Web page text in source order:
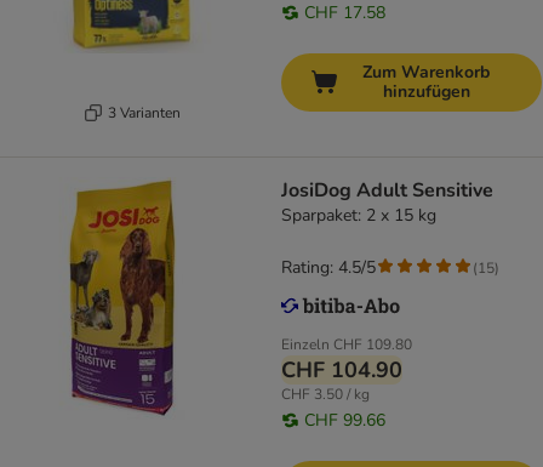
3 Varianten
CHF 17.58
Zum Warenkorb
hinzufügen
JosiDog Adult Sensitive
Sparpaket: 2 x 15 kg
Einzeln CHF 109.80
CHF 104.90
CHF 3.50 / kg
CHF 99.66
Rating: 4.5/5 (15)